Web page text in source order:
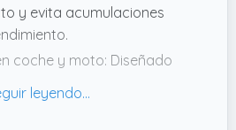
y evita acumulaciones
coche y moto: Diseñado
frenos es adecuado para